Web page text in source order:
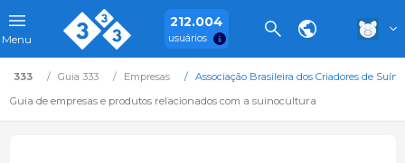
Menu
212.004
usuários
333 Guia 333 Empresas
Associação Brasileira dos Criadores de
Guia de empresas e produtos relacionados com a suinocultura